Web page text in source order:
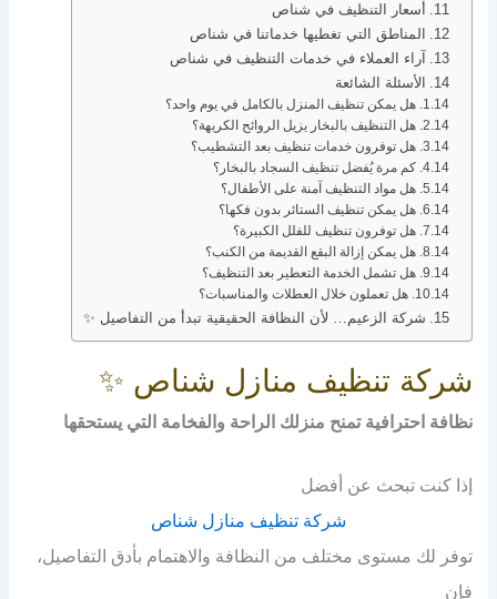
أسعار التنظيف في شناص
المناطق التي تغطيها خدماتنا في شناص
آراء العملاء في خدمات التنظيف في شناص
الأسئلة الشائعة
هل يمكن تنظيف المنزل بالكامل في يوم واحد؟
هل التنظيف بالبخار يزيل الروائح الكريهة؟
هل توفرون خدمات تنظيف بعد التشطيب؟
كم مرة يُفضل تنظيف السجاد بالبخار؟
هل مواد التنظيف آمنة على الأطفال؟
هل يمكن تنظيف الستائر بدون فكها؟
هل توفرون تنظيف للفلل الكبيرة؟
هل يمكن إزالة البقع القديمة من الكنب؟
هل تشمل الخدمة التعطير بعد التنظيف؟
هل تعملون خلال العطلات والمناسبات؟
شركة الزعيم… لأن النظافة الحقيقية تبدأ من التفاصيل ✨
شركة تنظيف منازل شناص ✨
نظافة احترافية تمنح منزلك الراحة والفخامة التي يستحقها
إذا كنت تبحث عن أفضل
شركة تنظيف منازل شناص
توفر لك مستوى مختلف من النظافة والاهتمام بأدق التفاصيل،
فإن